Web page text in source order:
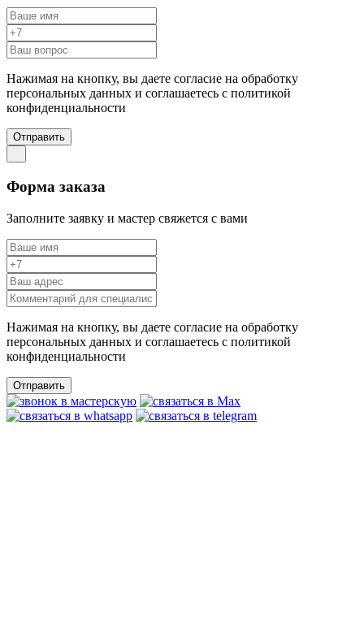
Нажимая на кнопку, вы даете согласие на обработку
персональных данных и соглашаетесь c политикой
конфиденциальности
Отправить
Форма заказа
Заполните заявку и мастер свяжется с вами
Нажимая на кнопку, вы даете согласие на обработку
персональных данных и соглашаетесь c политикой
конфиденциальности
Отправить